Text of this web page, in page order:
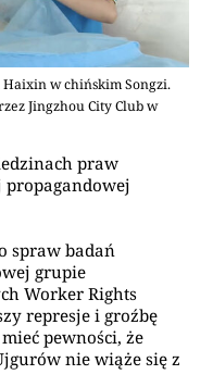
w chińskim Songzi.
Jingzhou City Club w
praw
propagandowej
spraw badań
grupie
Worker Rights
represje i groźbę
pewności, że
nie wiąże się z